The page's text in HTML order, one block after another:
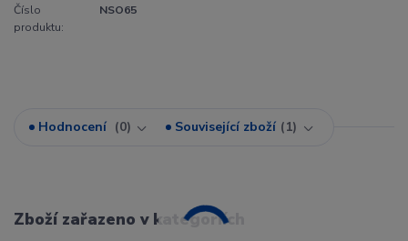
Číslo
produktu:
NSO65
Hodnocení 0 Související zboží 1
Zboží zařazeno v kategoriích